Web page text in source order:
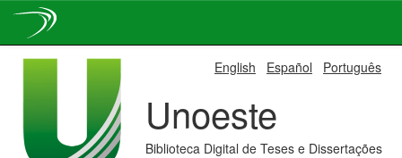
English Español Português
Unoeste
Biblioteca Digital de Teses e Dissertações